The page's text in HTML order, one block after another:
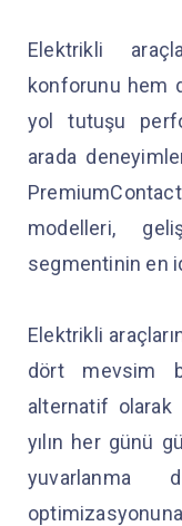
Elektrikli
konforunu hem
yol tutuşu
arada
modelleri,
segmentinin en
Elektrikli
dört mevsim
alternatif olarak
yılın her günü
yuvarlanma